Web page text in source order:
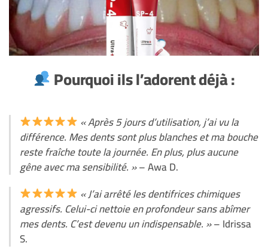
Pourquoi ils l’adorent déjà :
« Après 5 jours d’utilisation, j’ai vu la
différence. Mes dents sont plus blanches et ma bouche
reste fraîche toute la journée. En plus, plus aucune
gêne avec ma sensibilité. »– Awa D.
« J’ai arrêté les dentifrices chimiques
agressifs. Celui-ci nettoie en profondeur sans abîmer
mes dents. C’est devenu un indispensable. »– Idrissa
S.